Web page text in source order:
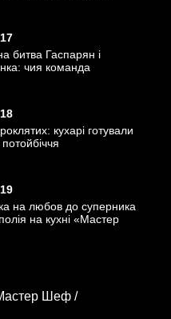
17
битва Гаспарян і
чия команда
18
кухарі готували
19
на любов до суперника
на кухні «Мастер
Шеф /